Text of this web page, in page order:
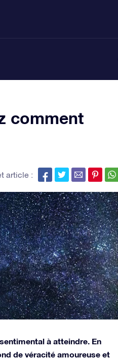
comment
article :
à atteindre. En
de véracité amoureuse et